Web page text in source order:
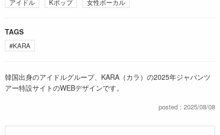
アイドル Kポップ 女性ボーカル
TAGS
#KARA
韓国出身のアイドルグループ、KARA（カラ）の2025年ジャパンツ
アー特設サイトのWEBデザインです。
posted : 2025/08/08